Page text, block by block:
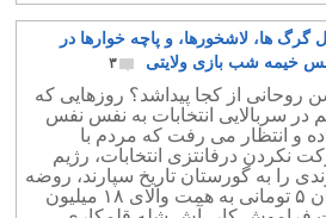
گرگ ها، لاشخورها، و پاچه خوارها در
خیمه شب بازی ولایتی
۳
روحانی از کجا پیداشد؟ روزهایی که
در سربالایی انتخابات به نفس نفس
و انتظار می رفت که مردم با
نکردن درفانتزی انتخابات، رژیم
را به گورستان تاریخ سپارند، روضه
خوان ۵ تومانی به همت والای ۱۸ میلیون